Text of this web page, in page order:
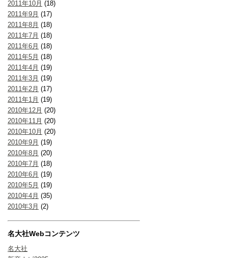
2011年10月 (18)
2011年9月 (17)
2011年8月 (18)
2011年7月 (18)
2011年6月 (18)
2011年5月 (18)
2011年4月 (19)
2011年3月 (19)
2011年2月 (17)
2011年1月 (19)
2010年12月 (20)
2010年11月 (20)
2010年10月 (20)
2010年9月 (19)
2010年8月 (20)
2010年7月 (18)
2010年6月 (19)
2010年5月 (19)
2010年4月 (35)
2010年3月 (2)
名大社Webコンテンツ
名大社